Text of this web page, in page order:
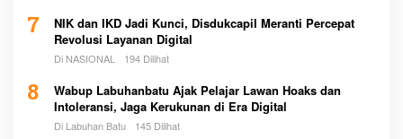
7
NIK dan IKD Jadi Kunci, Disdukcapil Meranti Percepat
Revolusi Layanan Digital
Di NASIONAL 194 Dilihat
8
Wabup Labuhanbatu Ajak Pelajar Lawan Hoaks dan
Intoleransi, Jaga Kerukunan di Era Digital
Di Labuhan Batu 145 Dilihat